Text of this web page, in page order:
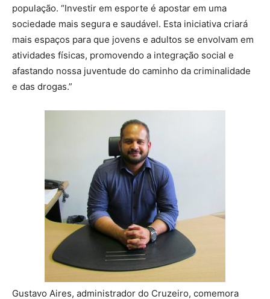
população. “Investir em esporte é apostar em uma
sociedade mais segura e saudável. Esta iniciativa criará
mais espaços para que jovens e adultos se envolvam em
atividades físicas, promovendo a integração social e
afastando nossa juventude do caminho da criminalidade
e das drogas.”
Gustavo Aires, administrador do Cruzeiro, comemora